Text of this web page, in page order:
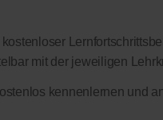
mit der jeweiligen
kennenlernen und